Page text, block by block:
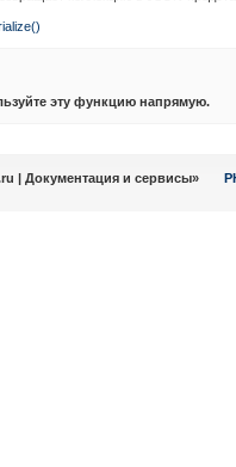
эту функцию напрямую.
| Документация и сервисы»